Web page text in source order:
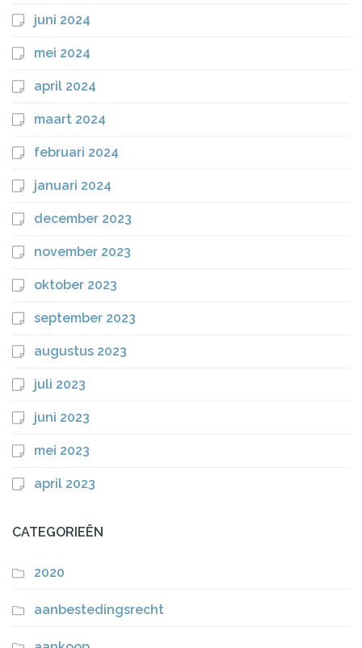
juni 2024
mei 2024
april 2024
maart 2024
februari 2024
januari 2024
december 2023
november 2023
oktober 2023
september 2023
augustus 2023
juli 2023
juni 2023
mei 2023
april 2023
CATEGORIEËN
2020
aanbestedingsrecht